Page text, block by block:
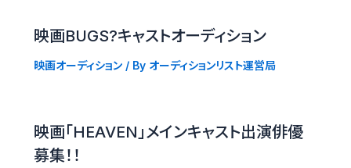
映画BUGS?キャストオーディション
映画オーディション/ By オーディションリスト運営局
映画「HEAVEN」メインキャスト出演俳優
募集！！